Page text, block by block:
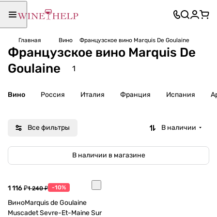
Главная Вино Французское вино Marquis De Goulaine
Французское вино Marquis De
Goulaine
1
Вино Россия Италия Франция Испания
Все фильтры В наличии
В наличии в магазине
1 116 ₽1 240 ₽ -10%
ВиноMarquis de Goulaine
Muscadet Sevre-Et-Maine Sur